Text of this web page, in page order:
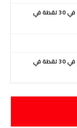
بجودة 1080 بكسل في 30 لقطة في
بجودة 1080 بكسل في 30 لقطة في